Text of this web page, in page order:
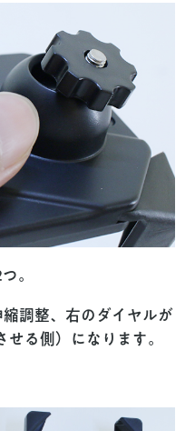
。
調整、右のダイヤルが
る側）になります。